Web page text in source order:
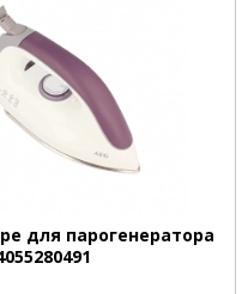
для парогенератора